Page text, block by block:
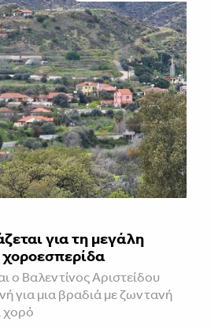
για τη μεγάλη
χοροεσπερίδα
ο Βαλεντίνος Αριστείδου
για μια βραδιά με ζωντανή
χορό